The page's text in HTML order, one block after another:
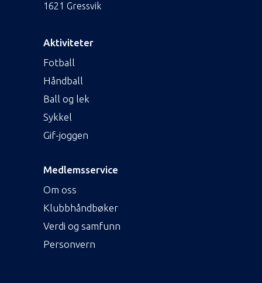
1621 Gressvik
Aktiviteter
Fotball
Håndball
Ball og lek
Sykkel
Gif-joggen
Medlemsservice
Om oss
Klubbhåndbøker
Verdi og samfunn
Personvern